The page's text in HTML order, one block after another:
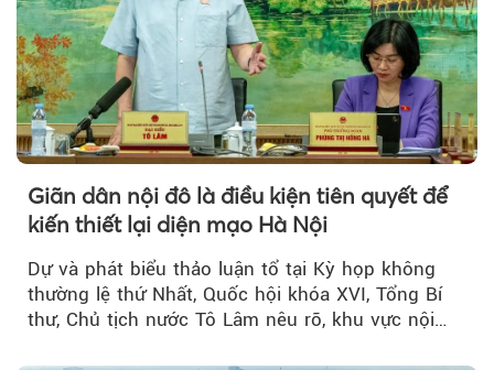
Giãn dân nội đô là điều kiện tiên quyết để
kiến thiết lại diện mạo Hà Nội
Dự và phát biểu thảo luận tổ tại Kỳ họp không
thường lệ thứ Nhất, Quốc hội khóa XVI, Tổng Bí
thư, Chủ tịch nước Tô Lâm nêu rõ, khu vực nội